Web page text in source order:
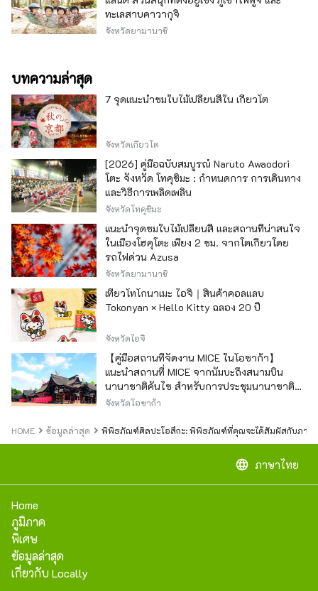
ทะเลสาบคาวากุจิ
จังหวัดยามานาชิ
บทความล่าสุด
7 จุดแนะนำชมใบไม้เปลี่ยนสีใน เกียวโต
จังหวัดเกียวโต
[2026] คู่มือฉบับสมบูรณ์ Naruto Awaodori
โตะ จังหวัด โทคุชิมะ : กำหนดการ การเดินทาง
และวิธีการเพลิดเพลิน
จังหวัดโทคุชิมะ
แนะนำจุดชมใบไม้เปลี่ยนสี และสถานที่น่าสนใจ
ในเมืองโฮคุโตะ เพียง 2 ชม. จากโตเกียวโดย
รถไฟด่วน Azusa
จังหวัดยามานาชิ
เที่ยวโทโกนาเมะ ไอจิ｜สินค้าคอลแลบ
Tokonyan × Hello Kitty ฉลอง 20 ปี
จังหวัดไอจิ
【คู่มือสถานที่จัดงาน MICE ในโอซาก้า】
แนะนำสถานที่ MICE จากนัมบะถึงสนามบิน
นานาชาติคันไซ สำหรับการประชุมนานาชาติ
และกิจกรรมองค์กร
จังหวัดโอซาก้า
HOME ข้อมูลล่าสุด พิพิธภัณฑ์ศิลปะโอสึกะ: พิพิธภัณฑ์ที่คุณจะได้สัมผัสกับภาพว
language ภาษาไทย
Home
ภูมิภาค
พิเศษ
ข้อมูลล่าสุด
เกี่ยวกับ Locally